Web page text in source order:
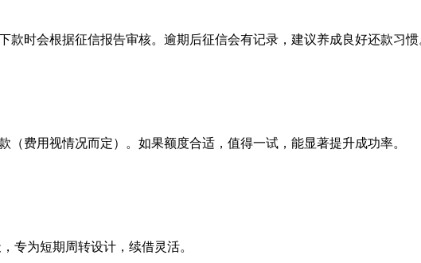
款时会根据征信报告审核。逾期后征信会有记录，建议养成良好还款习惯
（费用视情况而定）。如果额度合适，值得一试，能显著提升成功率。
专为短期周转设计，续借灵活。